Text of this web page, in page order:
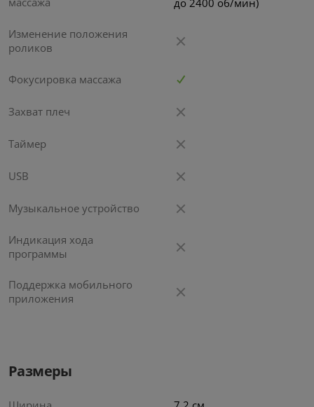
Изменение положения
роликов
Фокусировка массажа
Захват плеч
Таймер
USB
Музыкальное устройство
Индикация хода
программы
Поддержка мобильного
приложения
Размеры